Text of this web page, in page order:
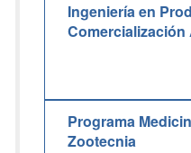
Ingeniería en
Programa
Zootecnia